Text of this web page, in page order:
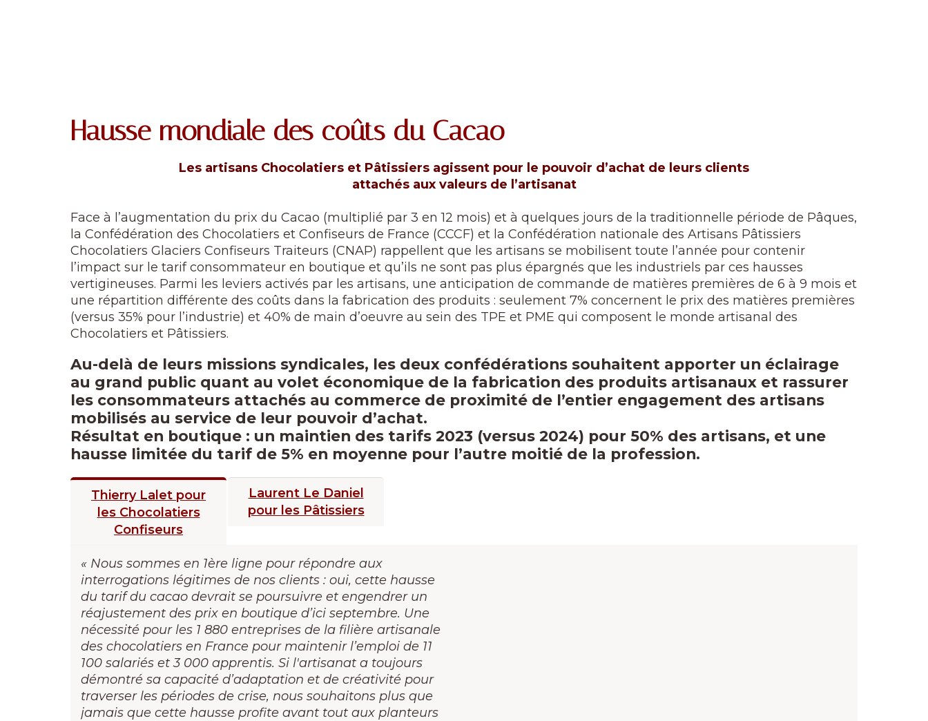
Hausse mondiale des coûts du Cacao
Les artisans Chocolatiers et Pâtissiers agissent pour le pouvoir d’achat de leurs clients
attachés aux valeurs de l’artisanat
Face à l’augmentation du prix du Cacao (multiplié par 3 en 12 mois) et à quelques jours de la traditionnelle période de Pâques,
la Confédération des Chocolatiers et Confiseurs de France (CCCF) et la Confédération nationale des Artisans Pâtissiers
Chocolatiers Glaciers Confiseurs Traiteurs (CNAP) rappellent que les artisans se mobilisent toute l’année pour contenir
l’impact sur le tarif consommateur en boutique et qu’ils ne sont pas plus épargnés que les industriels par ces hausses
vertigineuses. Parmi les leviers activés par les artisans, une anticipation de commande de matières premières de 6 à 9 mois et
une répartition différente des coûts dans la fabrication des produits : seulement 7% concernent le prix des matières premières
(versus 35% pour l’industrie) et 40% de main d’oeuvre au sein des TPE et PME qui composent le monde artisanal des
Chocolatiers et Pâtissiers.
Au-delà de leurs missions syndicales, les deux confédérations souhaitent apporter un éclairage
au grand public quant au volet économique de la fabrication des produits artisanaux et rassurer
les consommateurs attachés au commerce de proximité de l’entier engagement des artisans
mobilisés au service de leur pouvoir d’achat.
Résultat en boutique : un maintien des tarifs 2023 (versus 2024) pour 50% des artisans, et une
hausse limitée du tarif de 5% en moyenne pour l’autre moitié de la profession.
Thierry Lalet pour
les Chocolatiers
Confiseurs
Laurent Le Daniel
pour les Pâtissiers
« Nous sommes en 1ère ligne pour répondre aux
interrogations légitimes de nos clients : oui, cette hausse
du tarif du cacao devrait se poursuivre et engendrer un
réajustement des prix en boutique d’ici septembre. Une
nécessité pour les 1 880 entreprises de la filière artisanale
des chocolatiers en France pour maintenir l’emploi de 11
100 salariés et 3 000 apprentis. Si l'artisanat a toujours
démontré sa capacité d’adaptation et de créativité pour
traverser les périodes de crise, nous souhaitons plus que
jamais que cette hausse profite avant tout aux planteurs